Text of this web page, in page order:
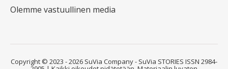
Olemme vastuullinen media
Copyright © 2023 - 2026 SuVia Company - SuVia STORIES ISSN 2984-